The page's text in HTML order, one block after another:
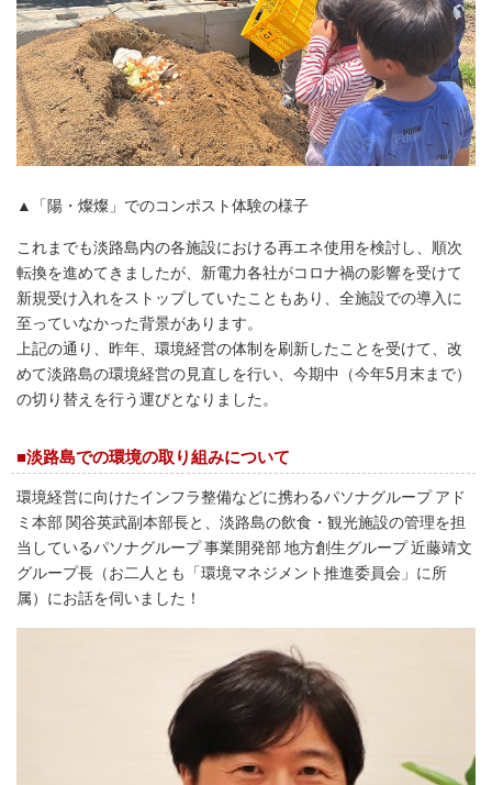
▲「陽・燦燦」でのコンポスト体験の様子
これまでも淡路島内の各施設における再エネ使用を検討し、順次
転換を進めてきましたが、新電力各社がコロナ禍の影響を受けて
新規受け入れをストップしていたこともあり、全施設での導入に
至っていなかった背景があります。
上記の通り、昨年、環境経営の体制を刷新したことを受けて、改
めて淡路島の環境経営の見直しを行い、今期中（今年5月末まで）
の切り替えを行う運びとなりました。
■淡路島での環境の取り組みについて
環境経営に向けたインフラ整備などに携わるパソナグループ アド
ミ本部 関谷英武副本部長と、淡路島の飲食・観光施設の管理を担
当しているパソナグループ 事業開発部 地方創生グループ 近藤靖文
グループ長（お二人とも「環境マネジメント推進委員会」に所
属）にお話を伺いました！